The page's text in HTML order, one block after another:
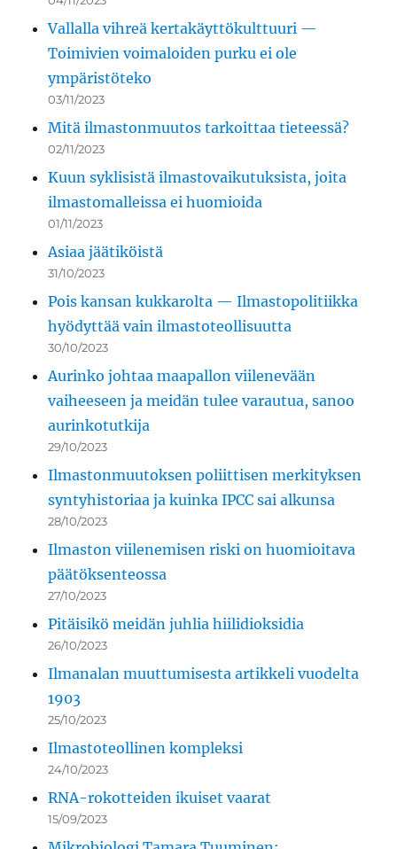
Vallalla vihreä kertakäyttökulttuuri —
Toimivien voimaloiden purku ei ole
ympäristöteko
03/11/2023
Mitä ilmastonmuutos tarkoittaa tieteessä?
02/11/2023
Kuun syklisistä ilmastovaikutuksista, joita
ilmastomalleissa ei huomioida
01/11/2023
Asiaa jäätiköistä
31/10/2023
Pois kansan kukkarolta — Ilmastopolitiikka
hyödyttää vain ilmastoteollisuutta
30/10/2023
Aurinko johtaa maapallon viilenevään
vaiheeseen ja meidän tulee varautua, sanoo
aurinkotutkija
29/10/2023
Ilmastonmuutoksen poliittisen merkityksen
syntyhistoriaa ja kuinka IPCC sai alkunsa
28/10/2023
Ilmaston viilenemisen riski on huomioitava
päätöksenteossa
27/10/2023
Pitäisikö meidän juhlia hiilidioksidia
26/10/2023
Ilmanalan muuttumisesta artikkeli vuodelta
1903
25/10/2023
Ilmastoteollinen kompleksi
24/10/2023
RNA-rokotteiden ikuiset vaarat
15/09/2023